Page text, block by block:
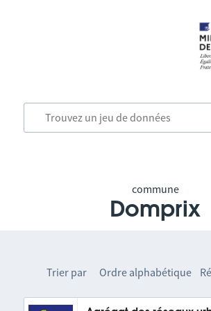
commune
Domprix
Trier par Ordre alphabétique